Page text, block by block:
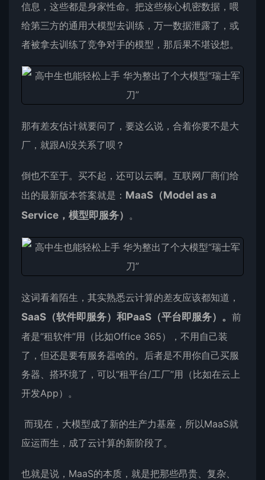
信息，这些都是身家性命。把这些核心机密数据，喂
给第三方的通用大模型去训练，万一数据泄露了，或
者被拿去训练了竞争对手的模型，那后果不堪设想。
那有差友估计就要问了，要这么说，合着你要不是大
厂，就跟AI没关系了呗？
倒也不至于。买不起，还可以云啊。互联网厂商们给
出的最新版本答案就是： MaaS（Model as a
Service，模型即服务） 。
这词看着陌生，其实熟悉云计算的差友应该都知道，
SaaS （软件即服务）和PaaS （平台即服务）。 前
者是“租软件”用（比如Office 365），不用自己装
了，但还是要有服务器啥的。后者是不用你自己买服
务器、搭环境了，可以“租平台/工厂”用（比如在云上
开发App）。
而现在，大模型成了新的生产力基座，所以MaaS就
应运而生，成了云计算的新阶段了。
也就是说，MaaS的本质，就是把那些昂贵、复杂、